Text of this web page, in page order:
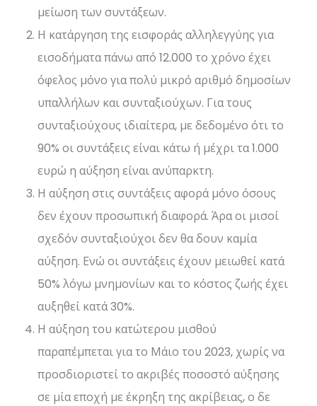
μείωση των συντάξεων.
Η κατάργηση της εισφοράς αλληλεγγύης για
εισοδήματα πάνω από 12.000 το χρόνο έχει
όφελος μόνο για πολύ μικρό αριθμό δημοσίων
υπαλλήλων και συνταξιούχων. Για τους
συνταξιούχους ιδιαίτερα, με δεδομένο ότι το
90% οι συντάξεις είναι κάτω ή μέχρι τα 1.000
ευρώ η αύξηση είναι ανύπαρκτη.
Η αύξηση στις συντάξεις αφορά μόνο όσους
δεν έχουν προσωπική διαφορά. Άρα οι μισοί
σχεδόν συνταξιούχοι δεν θα δουν καμία
αύξηση. Ενώ οι συντάξεις έχουν μειωθεί κατά
50% λόγω μνημονίων και το κόστος ζωής έχει
αυξηθεί κατά 30%.
Η αύξηση του κατώτερου μισθού
παραπέμπεται για το Μάιο του 2023, χωρίς να
προσδιοριστεί το ακριβές ποσοστό αύξησης
σε μία εποχή με έκρηξη της ακρίβειας, ο δε